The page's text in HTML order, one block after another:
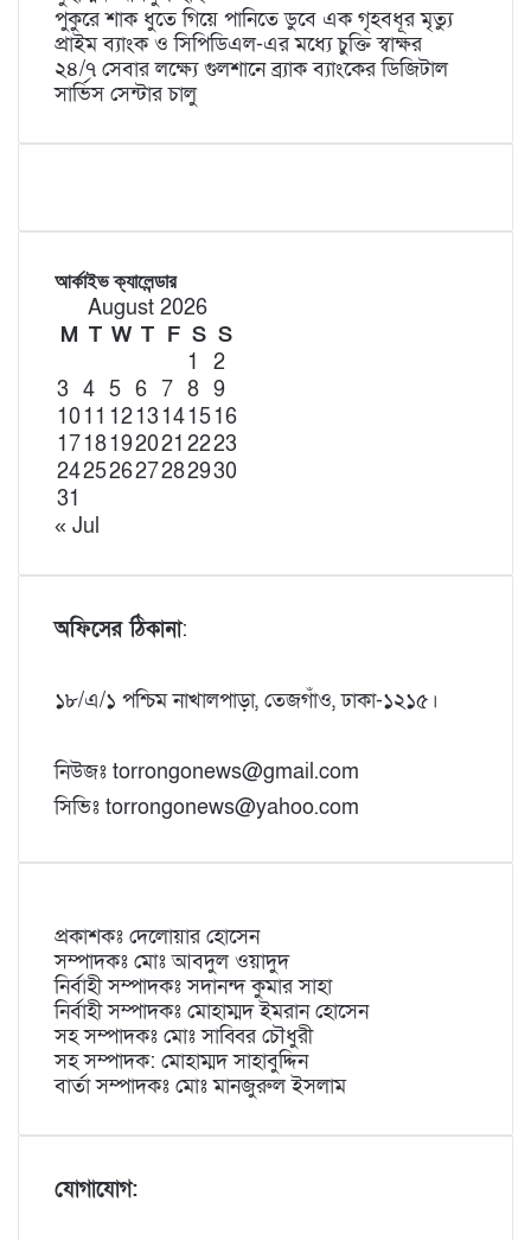
পুকুরে শাক ধুতে গিয়ে পানিতে ডুবে এক গৃহবধূর মৃত্যু
প্রাইম ব্যাংক ও সিপিডিএল-এর মধ্যে চুক্তি স্বাক্ষর
২৪/৭ সেবার লক্ষ্যে গুলশানে ব্র্যাক ব্যাংকের ডিজিটাল
সার্ভিস সেন্টার চালু
আর্কাইভ ক্যালেন্ডার
August 2026
M T W T F S S
1
2
3 4 5 6 7 8 9
1011 1213141516
1718192021 2223
24252627282930
31
« Jul
অফিসের ঠিকানা:
১৮/এ/১ পশ্চিম নাখালপাড়া, তেজগাঁও, ঢাকা-১২১৫।
নিউজঃ torrongonews@gmail.com
সিভিঃ torrongonews@yahoo.com
প্রকাশকঃ দেলোয়ার হোসেন
সম্পাদকঃ মোঃ আবদুল ওয়াদুদ
নির্বাহী সম্পাদকঃ সদানন্দ কুমার সাহা
নির্বাহী সম্পাদকঃ মোহাম্মদ ইমরান হোসেন
সহ সম্পাদকঃ মোঃ সাব্বির চৌধুরী
সহ সম্পাদক: মোহাম্মদ সাহাবুদ্দিন
বার্তা সম্পাদকঃ মোঃ মানজুরুল ইসলাম
যোগাযোগ: